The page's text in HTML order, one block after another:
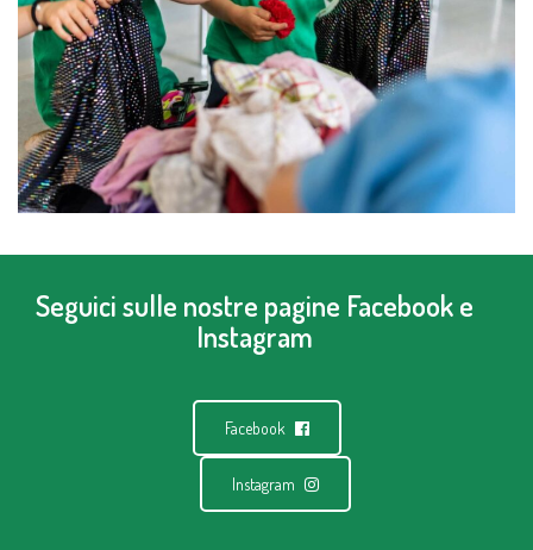
Seguici sulle nostre pagine Facebook e
Instagram
Facebook
Instagram